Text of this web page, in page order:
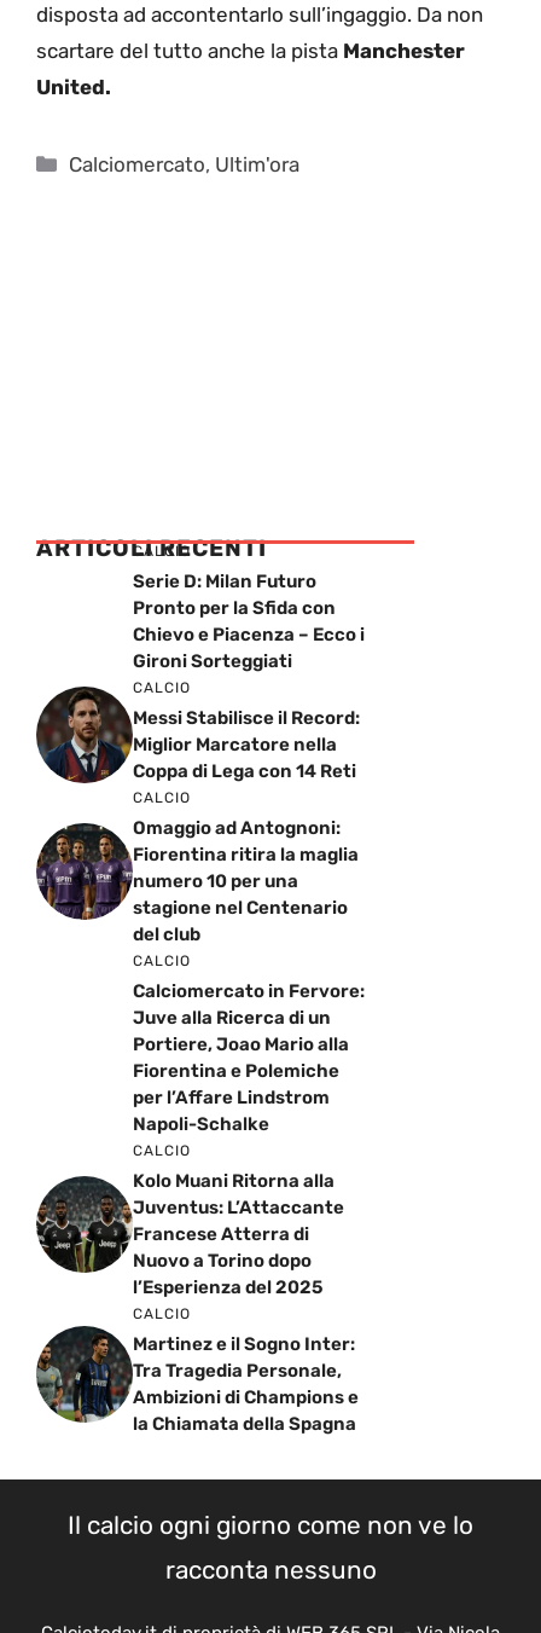
disposta ad accontentarlo sull’ingaggio. Da non
scartare del tutto anche la pista Manchester
United.
Categorie
Calciomercato, Ultim'ora
ARTICOLI RECENTI
CALCIO
Serie D: Milan Futuro
Pronto per la Sfida con
Chievo e Piacenza – Ecco i
Gironi Sorteggiati
CALCIO
Messi Stabilisce il Record:
Miglior Marcatore nella
Coppa di Lega con 14 Reti
CALCIO
Omaggio ad Antognoni:
Fiorentina ritira la maglia
numero 10 per una
stagione nel Centenario
del club
CALCIO
Calciomercato in Fervore:
Juve alla Ricerca di un
Portiere, Joao Mario alla
Fiorentina e Polemiche
per l’Affare Lindstrom
Napoli-Schalke
CALCIO
Kolo Muani Ritorna alla
Juventus: L’Attaccante
Francese Atterra di
Nuovo a Torino dopo
l’Esperienza del 2025
CALCIO
Martinez e il Sogno Inter:
Tra Tragedia Personale,
Ambizioni di Champions e
la Chiamata della Spagna
Il calcio ogni giorno come non ve lo
racconta nessuno